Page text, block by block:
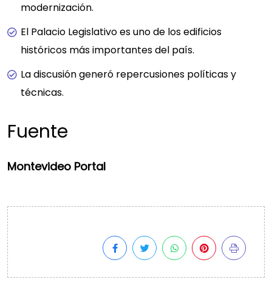
modernización.
El Palacio Legislativo es uno de los edificios
históricos más importantes del país.
La discusión generó repercusiones políticas y
técnicas.
Fuente
Montevideo Portal